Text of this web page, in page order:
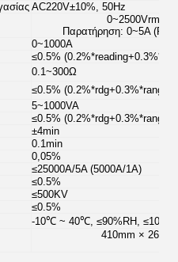
AC220V±10%, 50Hz
0~2500Vrms
Παρατήρηση: 0~5A
0~1000A
≤0.5%
0.1~300Ω
≤0.5% (0.2%*rdg+0.3%*range)
5~1000VA
≤0.5% (0.2%*rdg+0.3%*range)
±4min
0.1min
0,05%
≤25000A/5A (5000A/1A)
≤0.5%
≤500KV
≤0.5%
-10℃ ~ 40℃, ≤90%RH,
410mm ×